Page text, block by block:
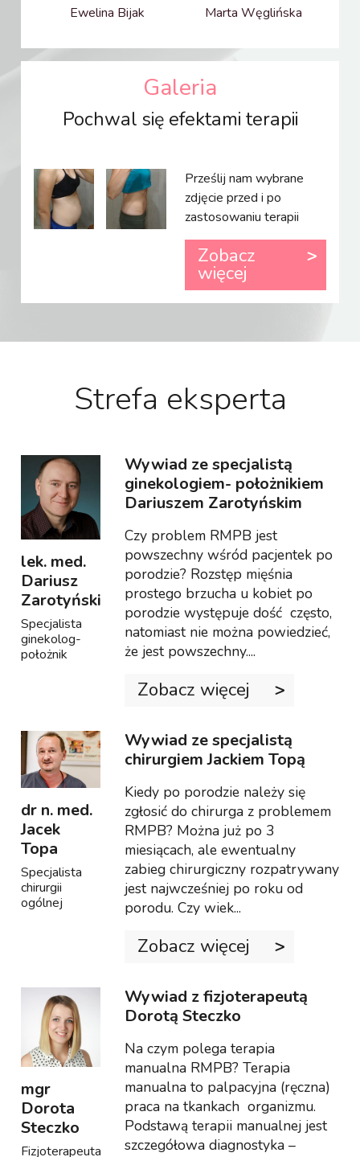
Ewelina Bijak Marta Węglińska
Galeria
Pochwal się efektami terapii
Prześlij nam wybrane
zdjęcie przed i po
zastosowaniu terapii
Zobacz
więcej
Strefa eksperta
lek. med.
Dariusz
Zarotyński
Specjalista
ginekolog-
położnik
Wywiad ze specjalistą
ginekologiem- położnikiem
Dariuszem Zarotyńskim
Czy problem RMPB jest
powszechny wśród pacjentek po
porodzie? Rozstęp mięśnia
prostego brzucha u kobiet po
porodzie występuje dość często,
natomiast nie można powiedzieć,
że jest powszechny....
Zobacz więcej
dr n. med.
Jacek
Topa
Specjalista
chirurgii
ogólnej
Wywiad ze specjalistą
chirurgiem Jackiem Topą
Kiedy po porodzie należy się
zgłosić do chirurga z problemem
RMPB? Można już po 3
miesiącach, ale ewentualny
zabieg chirurgiczny rozpatrywany
jest najwcześniej po roku od
porodu. Czy wiek...
Zobacz więcej
mgr
Dorota
Steczko
Fizjoterapeuta
Wywiad z fizjoterapeutą
Dorotą Steczko
Na czym polega terapia
manualna RMPB? Terapia
manualna to palpacyjna (ręczna)
praca na tkankach organizmu.
Podstawą terapii manualnej jest
szczegółowa diagnostyka –